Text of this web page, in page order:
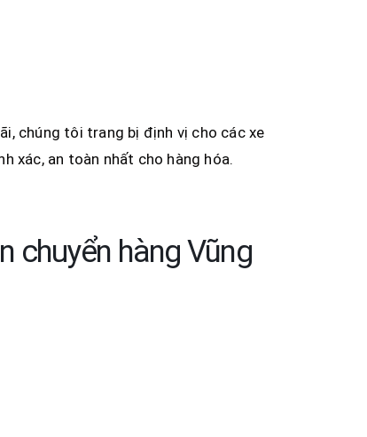
chúng tôi trang bị định vị cho các xe
xác, an toàn nhất cho hàng hóa.
chuyển hàng Vũng